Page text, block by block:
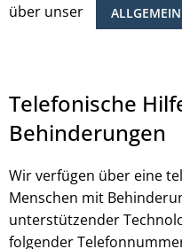
über unser
Telefonische
Behinderungen
Wir verfügen über eine
Menschen mit
unterstützender
folgender